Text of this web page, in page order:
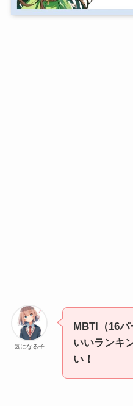
気になる子
MBTI（16
いいランキ
い！